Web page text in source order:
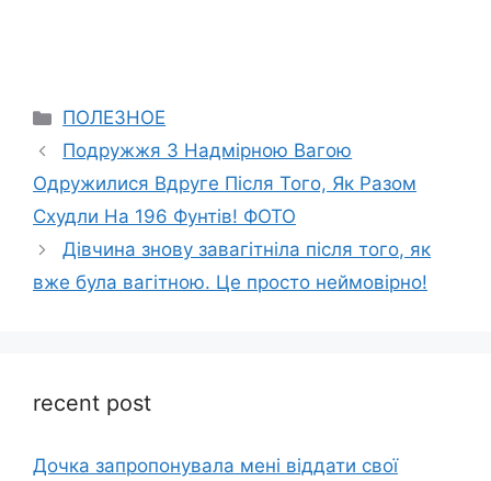
Categories
ПОЛЕЗНОЕ
Подружжя З Надмірною Вагою
Одружилися Вдруге Після Того, Як Разом
Схудли На 196 Фунтів! ФОТО
Дівчина знову завагітніла після того, як
вже була вагітною. Це просто неймовірно!
recent post
Дочка запpопонувала мені віддати свої